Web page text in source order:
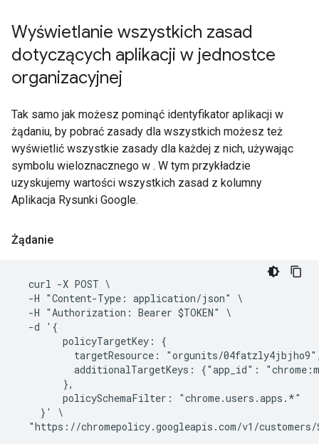
Wyświetlanie wszystkich zasad
dotyczących aplikacji w jednostce
organizacyjnej
Tak samo jak możesz pominąć identyfikator aplikacji w
żądaniu, by pobrać zasady dla wszystkich możesz też
wyświetlić wszystkie zasady dla każdej z nich, używając
symbolu wieloznacznego w . W tym przykładzie
uzyskujemy wartości wszystkich zasad z kolumny
Aplikacja Rysunki Google.
Żądanie
  curl -X POST \
  -H "Content-Type: application/json" \
  -H "Authorization: Bearer $TOKEN" \
  -d '{
        policyTargetKey: {
targetResource: "orgunits/
additionalTargetKeys: {"app_id":
        },
        policySchemaFilter: "chrome.users.apps.*"
    }' \